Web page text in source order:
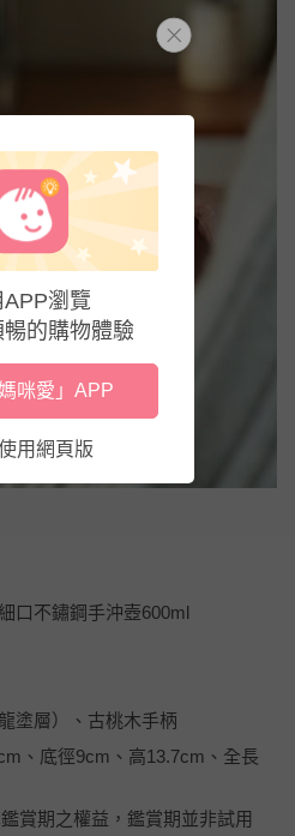
口不鏽鋼手沖壺600ml
塗層）、古桃木手柄
、底徑9cm、高13.7cm、全長
賞期之權益，鑑賞期並非試用
瀏覽
的購物體驗
咪愛」APP
用網頁版